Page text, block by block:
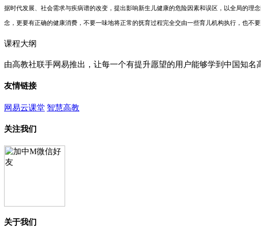
据时代发展、社会需求与疾病谱的改变，提出影响新生儿健康的危险因素和误区，以全局的
念，更要有正确的健康消费，不要一味地将正常的抚育过程完全交由一些育儿机构执行，也不
课程大纲
由高教社联手网易推出，让每一个有提升愿望的用户能够学到中国知名
友情链接
网易云课堂 智慧高教
关注我们
关于我们